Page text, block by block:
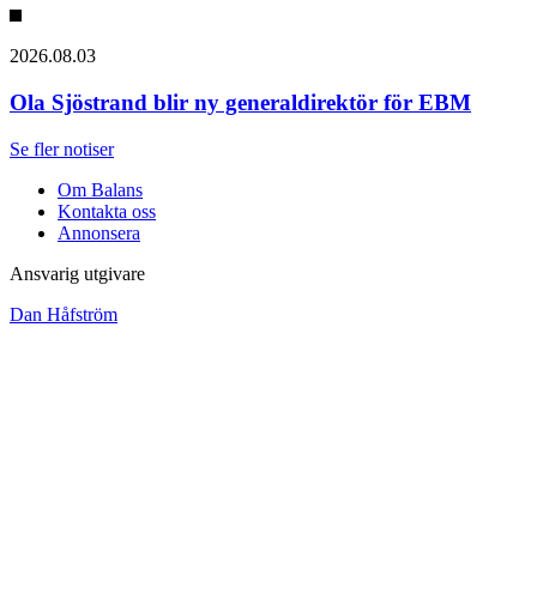
2026.08.03
Ola Sjöstrand blir ny generaldirektör för EBM
Se fler notiser
Om Balans
Kontakta oss
Annonsera
Ansvarig utgivare
Dan Håfström